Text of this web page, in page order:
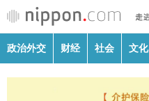
政治外交 财经 社会 文化